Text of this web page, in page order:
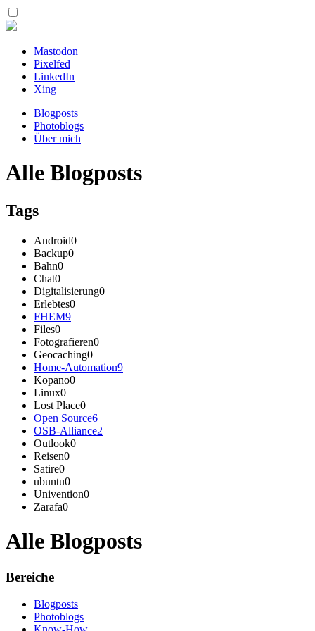
Mastodon
Pixelfed
LinkedIn
Xing
Blogposts
Photoblogs
Über mich
Alle Blogposts
Tags
Android0
Backup0
Bahn0
Chat0
Digitalisierung0
Erlebtes0
FHEM9
Files0
Fotografieren0
Geocaching0
Home-Automation9
Kopano0
Linux0
Lost Place0
Open Source6
OSB-Alliance2
Outlook0
Reisen0
Satire0
ubuntu0
Univention0
Zarafa0
Alle Blogposts
Bereiche
Blogposts
Photoblogs